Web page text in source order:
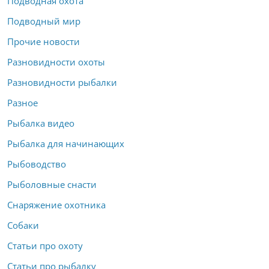
Подводный мир
Прочие новости
Разновидности охоты
Разновидности рыбалки
Разное
Рыбалка видео
Рыбалка для начинающих
Рыбоводство
Рыболовные снасти
Снаряжение охотника
Собаки
Статьи про охоту
Статьи про рыбалку